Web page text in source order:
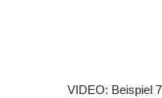
VIDEO: Beispiel